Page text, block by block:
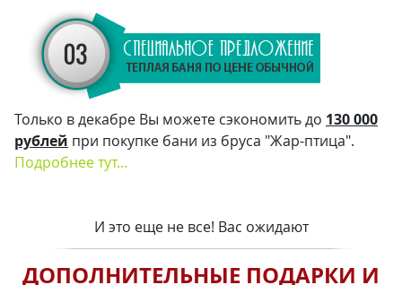
Только в декабре Вы можете сэкономить до 130 000
рублей при покупке бани из бруса "Жар-птица".
Подробнее тут...
И это еще не все! Вас ожидают
ДОПОЛНИТЕЛЬНЫЕ ПОДАРКИ И